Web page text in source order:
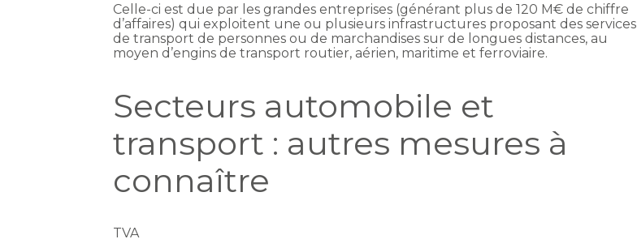
Celle-ci est due par les grandes entreprises (générant plus de 120 M€ de chiffre
d’affaires) qui exploitent une ou plusieurs infrastructures proposant des services
de transport de personnes ou de marchandises sur de longues distances, au
moyen d’engins de transport routier, aérien, maritime et ferroviaire.
Secteurs automobile et
transport : autres mesures à
connaître
TVA